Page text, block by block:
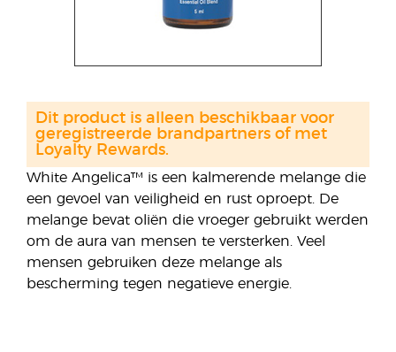
White Angelica™ is een kalmerende melange die
een gevoel van veiligheid en rust oproept. De
melange bevat oliën die vroeger gebruikt werden
om de aura van mensen te versterken. Veel
mensen gebruiken deze melange als
bescherming tegen negatieve energie.
Dit product is alleen beschikbaar voor
geregistreerde brandpartners of met
Loyalty Rewards.